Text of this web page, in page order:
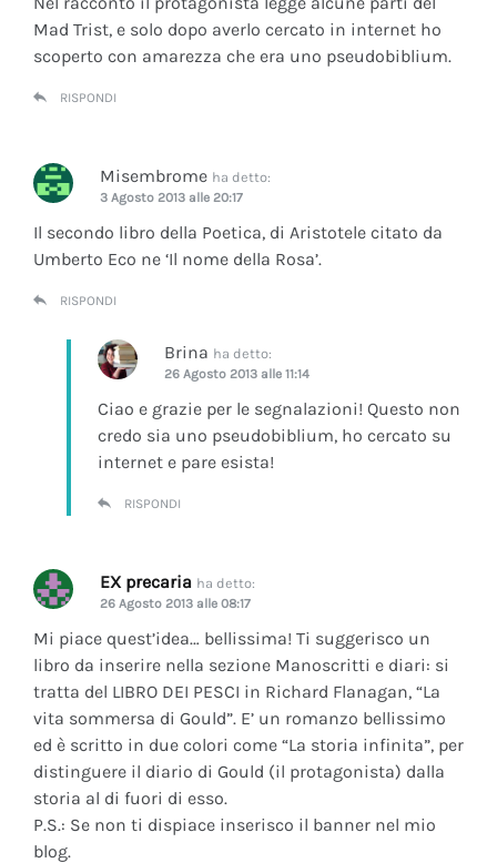
Mad Trist, e solo dopo averlo cercato in internet ho
scoperto con amarezza che era uno pseudobiblium.
RISPONDI
Misembrome ha detto:
3 Agosto 2013 alle 20:17
Il secondo libro della Poetica, di Aristotele citato da
Umberto Eco ne ‘Il nome della Rosa’.
RISPONDI
Brina ha detto:
26 Agosto 2013 alle 11:14
Ciao e grazie per le segnalazioni! Questo non
credo sia uno pseudobiblium, ho cercato su
internet e pare esista!
RISPONDI
EX precaria ha detto:
26 Agosto 2013 alle 08:17
Mi piace quest’idea… bellissima! Ti suggerisco un
libro da inserire nella sezione Manoscritti e diari: si
tratta del LIBRO DEI PESCI in Richard Flanagan, “La
vita sommersa di Gould”. E’ un romanzo bellissimo
ed è scritto in due colori come “La storia infinita”, per
distinguere il diario di Gould (il protagonista) dalla
storia al di fuori di esso.
P.S.: Se non ti dispiace inserisco il banner nel mio
blog.